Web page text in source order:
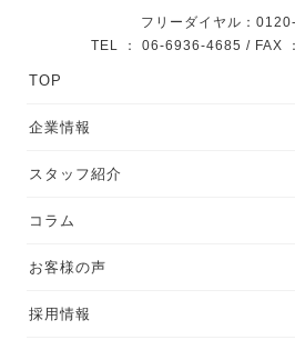
フリーダイヤル：
TEL ： 06-6936-4685 / FAX
TOP
企業情報
スタッフ紹介
コラム
お客様の声
採用情報